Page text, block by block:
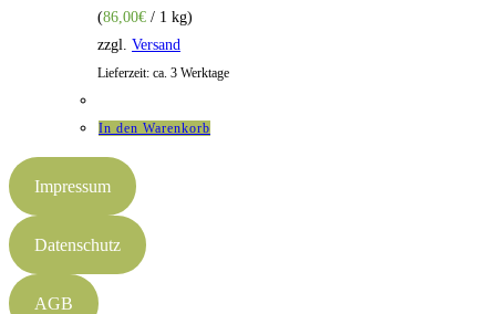
(86,00€ / 1 kg)
zzgl. Versand
Lieferzeit: ca. 3 Werktage
In den Warenkorb
Impressum
Datenschutz
AGB